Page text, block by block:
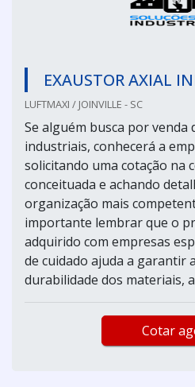
EXAUSTOR AXIAL
LUFTMAXI / JOINVILLE - SC
Se alguém busca por venda
industriais, conhecerá a
solicitando uma cotação na
conceituada e achando
organização mais
importante lembrar que o
adquirido com empresas
de cuidado ajuda a garantir
durabilidade dos materiais,
Cotar